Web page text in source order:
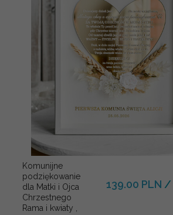
Komunijne
podziękowanie
dla Matki i Ojca
Chrzestnego
Rama i kwiaty ,
139.00 PLN /